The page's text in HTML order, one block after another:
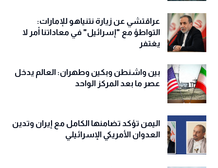
عراقتشي عن زيارة نتنياهو للإمارات:
التواطؤ مع "إسرائيل" في معاداتنا أمر لا
يغتفر
بين واشنطن وبكين وطهران: العالم يدخل
عصر ما بعد المركز الواحد
اليمن تؤكد تضامنها الكامل مع إيران وتدين
العدوان الأمريكي الإسرائيلي